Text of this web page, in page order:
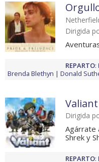
Dirigida
REPARTO:
Brenda Blethyn
Donald
Valiant
Dirigida
Agárrate
Shrek y
REPARTO: